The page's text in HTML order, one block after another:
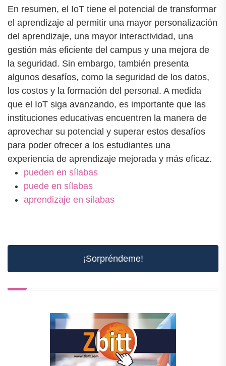
En resumen, el IoT tiene el potencial de transformar
el aprendizaje al permitir una mayor personalización
del aprendizaje, una mayor interactividad, una
gestión más eficiente del campus y una mejora de
la seguridad. Sin embargo, también presenta
algunos desafíos, como la seguridad de los datos,
los costos y la formación del personal. A medida
que el IoT siga avanzando, es importante que las
instituciones educativas encuentren la manera de
aprovechar su potencial y superar estos desafíos
para poder ofrecer a los estudiantes una
experiencia de aprendizaje mejorada y más eficaz.
pueden en sílabas
puede en sílabas
aprendizaje en sílabas
¡Sorpréndeme!